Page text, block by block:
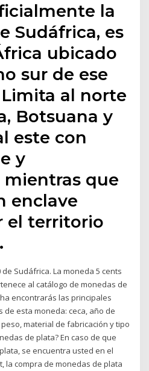
la
Sudáfrica, es
ubicado
sur de ese
al norte
Botsuana y
este con
y
mientras que
enclave
el territorio
Sudáfrica. La moneda 5 cents
al catálogo de monedas de
encontrarás las principales
de esta moneda: ceca, año de
material de fabricación y tipo
de plata? En caso de que
se encuentra usted en el
la compra de monedas de plata